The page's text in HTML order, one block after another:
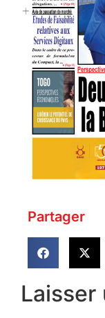
Partager
Laisser